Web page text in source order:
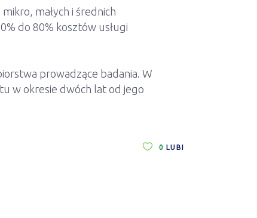
małych i średnich
do 80% kosztów usługi
prowadzące badania. W
w okresie dwóch lat od jego
0 LUBI